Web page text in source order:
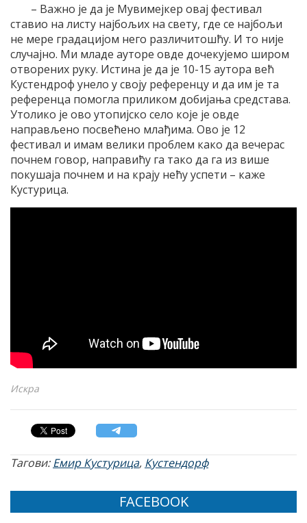
– Важно је да је Мувимејкер овај фестивал
ставио на листу најбољих на свету, где се најбољи
не мере градацијом него различитошћу. И то није
случајно. Ми младе ауторе овде дочекујемо широм
отворених руку. Истина је да је 10-15 аутора већ
Кустендроф унело у своју референцу и да им је та
референца помогла приликом добијања средстава.
Утолико је ово утопијско село које је овде
направљено посвећено млађима. Ово је 12
фестивал и имам велики проблем како да вечерас
почнем говор, направићу га тако да га из више
покушаја почнем и на крају нећу успети – каже
Кустурица.
Искра
Тагови:Емир Кустурица, Кустендорф
FACEBOOK